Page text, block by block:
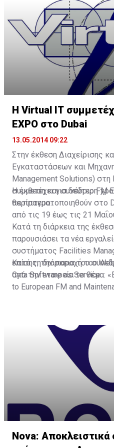
ελέγξουν τη λειτουργία
μηχανής από το κινητό
Remote Viewfinder Pro, για
δημιουργικότητα.
H Virtual IT
EXPO στο Dubai
13.05.2014 09:22
Στην έκθεση Διαχείρισης
Εγκαταστάσεων και
Management Solutions) στη
συμμετέχει για δεύτερη
περίπτερο.
Η έκθεση και συνέδριο FM
θα πραγματοποιηθούν στο
από τις 19 έως τις 21
Κατά τη διάρκεια της
παρουσιάσει τα νέα
συστήματος Facilities
επίσης, την παροχή του
Cyta Software as Service.
Κατά τη διάρκεια του
από την εταιρεία το θέμα:
to European FM and
Nova: Αποκλειστικά